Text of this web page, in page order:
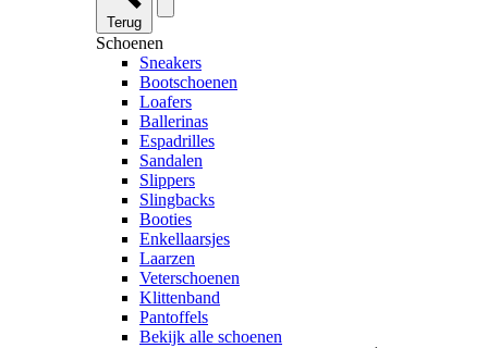
Terug
Schoenen
Sneakers
Bootschoenen
Loafers
Ballerinas
Espadrilles
Sandalen
Slippers
Slingbacks
Booties
Enkellaarsjes
Laarzen
Veterschoenen
Klittenband
Pantoffels
Bekijk alle schoenen